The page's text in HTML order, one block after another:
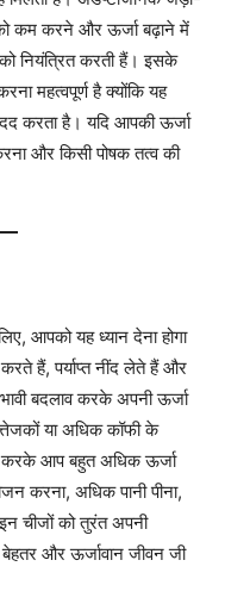
कम करने और ऊर्जा बढ़ाने में
नियंत्रित करती हैं। इसके
महत्वपूर्ण है क्योंकि यह
करता है। यदि आपकी ऊर्जा
और किसी पोषक तत्व की
आपको यह ध्यान देना होगा
हैं, पर्याप्त नींद लेते हैं और
बदलाव करके अपनी ऊर्जा
या अधिक कॉफी के
करके आप बहुत अधिक ऊर्जा
करना, अधिक पानी पीना,
चीजों को तुरंत अपनी
और ऊर्जावान जीवन जी